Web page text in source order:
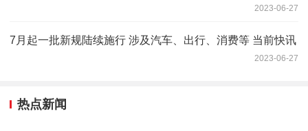
2023-06-27
7月起一批新规陆续施行 涉及汽车、出行、消费等 当前快讯
2023-06-27
热点新闻